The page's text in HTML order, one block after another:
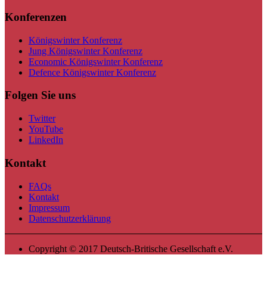
Konferenzen
Königswinter Konferenz
Jung Königswinter Konferenz
Economic Königswinter Konferenz
Defence Königswinter Konferenz
Folgen Sie uns
Twitter
YouTube
LinkedIn
Kontakt
FAQs
Kontakt
Impressum
Datenschutzerklärung
Copyright © 2017 Deutsch-Britische Gesellschaft e.V.